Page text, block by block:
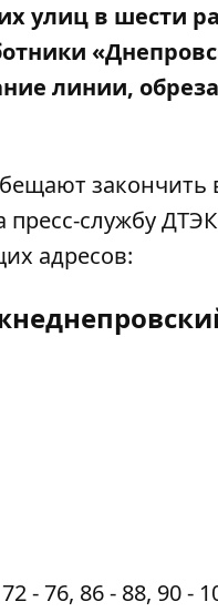
улиц в шести
линии,
закончить
пресс-службу
адресов:
- 76, 86 - 88, 90 -